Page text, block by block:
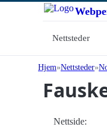
Nettsteder
Hjem Nettsteder
Nettside: